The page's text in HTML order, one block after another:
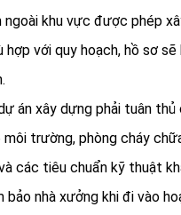
ngoài khu vực được phép
hợp với quy hoạch, hồ sơ
án xây dựng phải tuân
môi trường, phòng cháy
các tiêu chuẩn kỹ thuật
bảo nhà xưởng khi đi vào